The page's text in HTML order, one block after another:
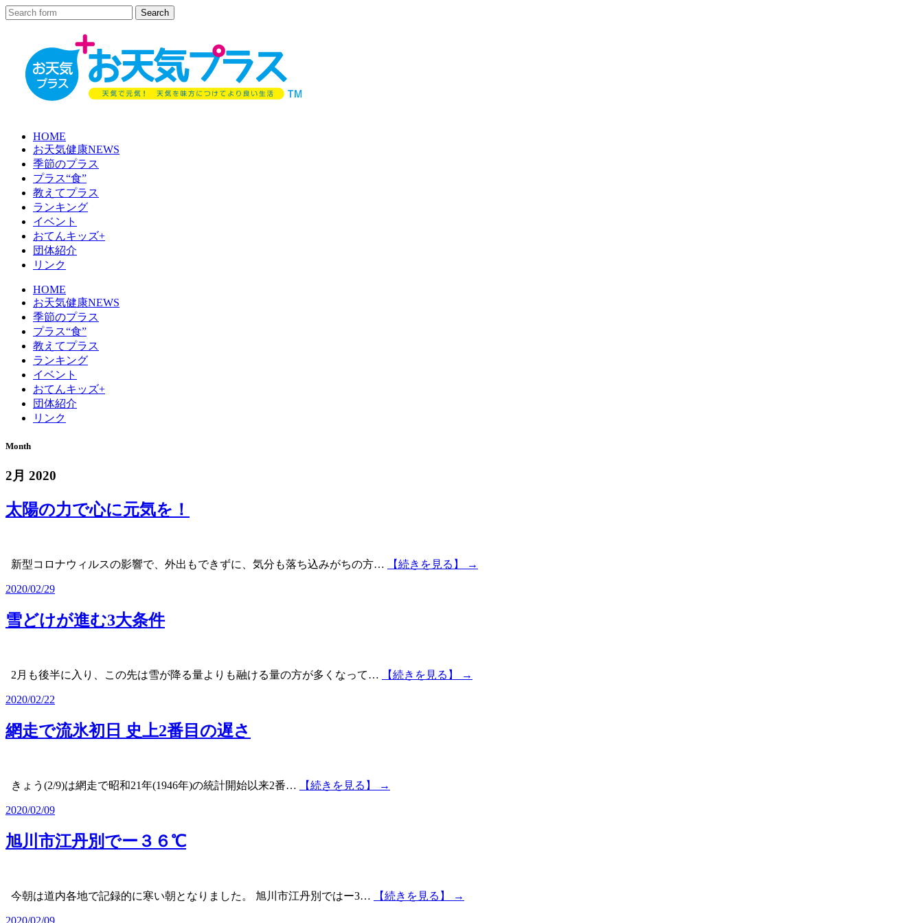
HOME
お天気健康NEWS
季節のプラス
プラス“食”
教えてプラス
ランキング
イベント
おてんキッズ+
団体紹介
リンク
HOME
お天気健康NEWS
季節のプラス
プラス“食”
教えてプラス
ランキング
イベント
おてんキッズ+
団体紹介
リンク
Month
2月 2020
太陽の力で心に元気を！
新型コロナウィルスの影響で、外出もできずに、気分も落ち込みがちの方… 【続きを見る】 →
2020/02/29
雪どけが進む3大条件
2月も後半に入り、この先は雪が降る量よりも融ける量の方が多くなって… 【続きを見る】 →
2020/02/22
網走で流氷初日 史上2番目の遅さ
きょう(2/9)は網走で昭和21年(1946年)の統計開始以来2番… 【続きを見る】 →
2020/02/09
旭川市江丹別でー３６℃
今朝は道内各地で記録的に寒い朝となりました。 旭川市江丹別ではー3… 【続きを見る】 →
2020/02/09